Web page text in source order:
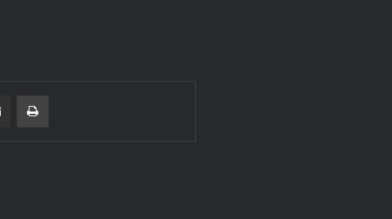
Deli po epošti Natisni